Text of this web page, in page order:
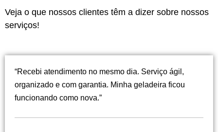
Veja o que nossos clientes têm a dizer sobre nossos
serviços!
“Recebi atendimento no mesmo dia. Serviço ágil,
organizado e com garantia. Minha geladeira ficou
funcionando como nova.”